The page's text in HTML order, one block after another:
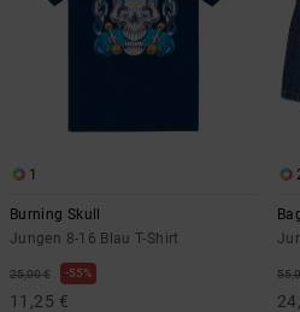
1
Burning Skull
Jungen 8-16 Blau T-Shirt
25,00 € 55%
11,25 €